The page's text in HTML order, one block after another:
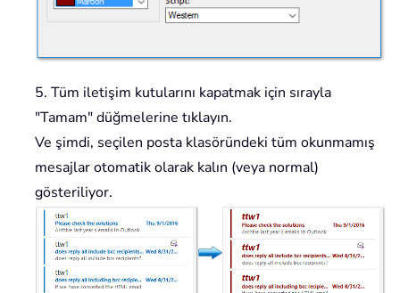
5. Tüm iletişim kutularını kapatmak için sırayla
"Tamam" düğmelerine tıklayın.
Ve şimdi, seçilen posta klasöründeki tüm okunmamış
mesajlar otomatik olarak kalın (veya normal)
gösteriliyor.